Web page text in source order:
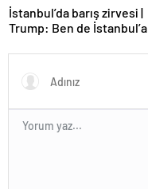
İstanbul’da barış zirvesi |
Trump: Ben de İstanbul’a